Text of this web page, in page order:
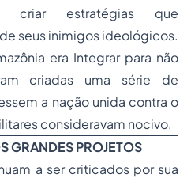
criar estratégias que
seus inimigos ideológicos.
era Integrar para não
criadas uma série de
a nação unida contra o
consideravam nocivo.
GRANDES PROJETOS
a ser criticados por sua